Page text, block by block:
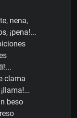
nena,
¡pena!...
clama
beso